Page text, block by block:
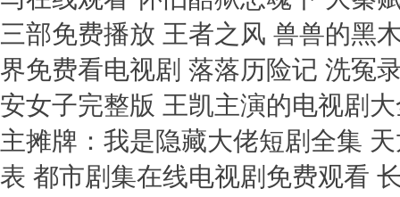
三部免费播放 王者之风 兽兽的黑
界免费看电视剧 落落历险记 洗冤
安女子完整版 王凯主演的电视剧
主摊牌：我是隐藏大佬短剧全集
表 都市剧集在线电视剧免费观看